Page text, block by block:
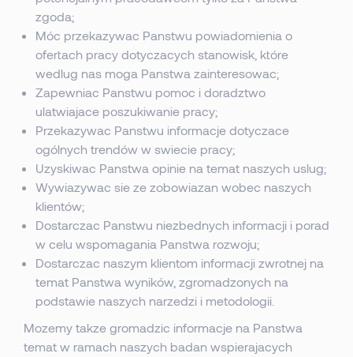
zgoda;
Móc przekazywac Panstwu powiadomienia o
ofertach pracy dotyczacych stanowisk, które
wedlug nas moga Panstwa zainteresowac;
Zapewniac Panstwu pomoc i doradztwo
ulatwiajace poszukiwanie pracy;
Przekazywac Panstwu informacje dotyczace
ogólnych trendów w swiecie pracy;
Uzyskiwac Panstwa opinie na temat naszych uslug;
Wywiazywac sie ze zobowiazan wobec naszych
klientów;
Dostarczac Panstwu niezbednych informacji i porad
w celu wspomagania Panstwa rozwoju;
Dostarczac naszym klientom informacji zwrotnej na
temat Panstwa wyników, zgromadzonych na
podstawie naszych narzedzi i metodologii.
Mozemy takze gromadzic informacje na Panstwa
temat w ramach naszych badan wspierajacych